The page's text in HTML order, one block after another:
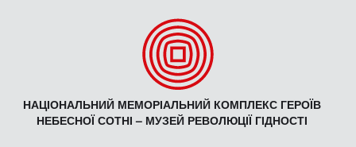
НАЦІОНАЛЬНИЙ МЕМОРІАЛЬНИЙ КОМПЛЕКС ГЕРОЇВ
НЕБЕСНОЇ СОТНІ – МУЗЕЙ РЕВОЛЮЦІЇ ГІДНОСТІ